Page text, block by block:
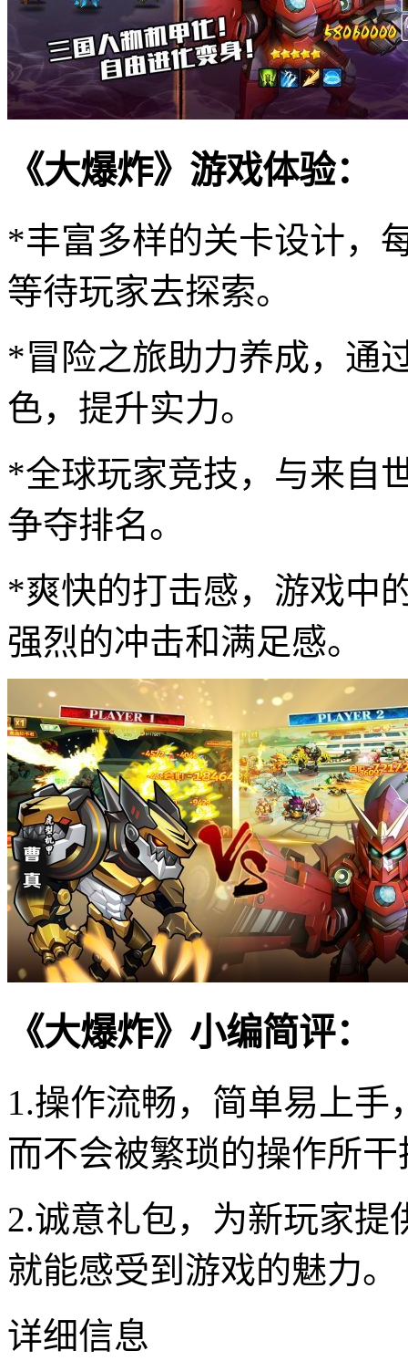
《大爆炸》游戏体验：
*丰富多样的关卡设计，
等待玩家去探索。
*冒险之旅助力养成，通
色，提升实力。
*全球玩家竞技，与来自
争夺排名。
*爽快的打击感，游戏中
强烈的冲击和满足感。
《大爆炸》小编简评：
1.操作流畅，简单易上
而不会被繁琐的操作所干
2.诚意礼包，为新玩家
就能感受到游戏的魅力。
详细信息